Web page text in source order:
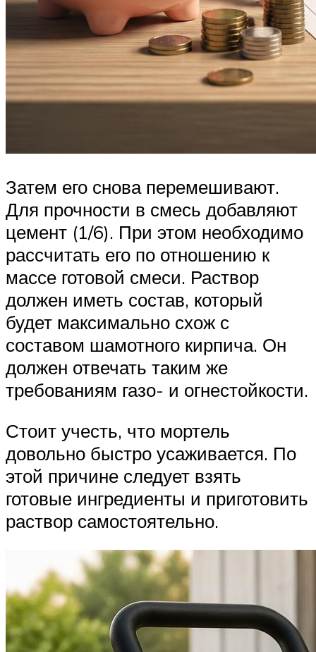
Затем его снова перемешивают.
Для прочности в смесь добавляют
цемент (1/6). При этом необходимо
рассчитать его по отношению к
массе готовой смеси. Раствор
должен иметь состав, который
будет максимально схож с
составом шамотного кирпича. Он
должен отвечать таким же
требованиям газо- и огнестойкости.
Стоит учесть, что мортель
довольно быстро усаживается. По
этой причине следует взять
готовые ингредиенты и приготовить
раствор самостоятельно.